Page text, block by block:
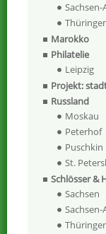
Marokko
Philatelie
Leipzig
Projekt:
Russland
Moskau
Peterhof
Puschkin
St.
Schlösser &
Sachsen